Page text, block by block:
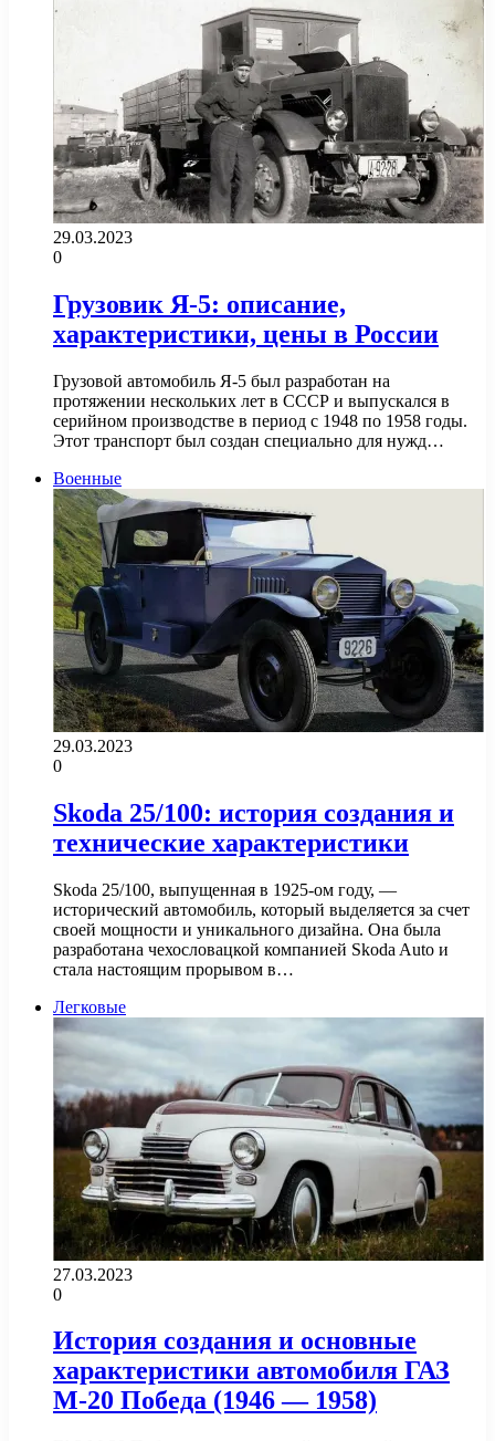
29.03.2023
0
Грузовик Я-5: описание,
характеристики, цены в России
Грузовой автомобиль Я-5 был разработан на
протяжении нескольких лет в СССР и выпускался в
серийном производстве в период с 1948 по 1958 годы.
Этот транспорт был создан специально для нужд…
Военные
29.03.2023
0
Skoda 25/100: история создания и
технические характеристики
Skoda 25/100, выпущенная в 1925-ом году, —
исторический автомобиль, который выделяется за счет
своей мощности и уникального дизайна. Она была
разработана чехословацкой компанией Skoda Auto и
стала настоящим прорывом в…
Легковые
27.03.2023
0
История создания и основные
характеристики автомобиля ГАЗ
М-20 Победа (1946 — 1958)